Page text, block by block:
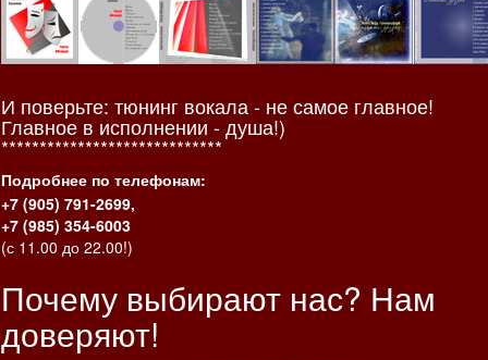
И поверьте: тюнинг вокала - не самое главное!
Главное в исполнении - душа!)
*****************************
Подробнее по телефонам:
+7 (905) 791-2699,
+7 (985) 354-6003
(с 11.00 до 22.00!)
Почему выбирают нас? Нам
доверяют!